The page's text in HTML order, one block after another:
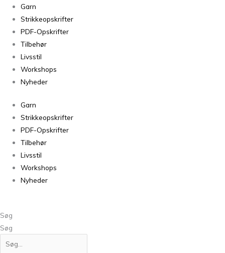
Garn
Strikkeopskrifter
PDF-Opskrifter
Tilbehør
Livsstil
Workshops
Nyheder
Garn
Strikkeopskrifter
PDF-Opskrifter
Tilbehør
Livsstil
Workshops
Nyheder
Søg
Søg
Little
Inge
Sweater
(Merilin
Alpaca